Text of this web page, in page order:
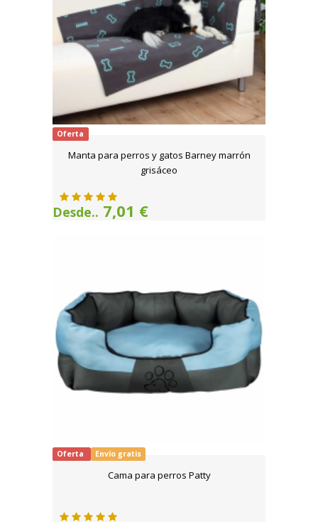
Oferta
Manta para perros y gatos Barney marrón
grisáceo
Desde.. 7,01 €
Oferta Envío gratis
Cama para perros Patty